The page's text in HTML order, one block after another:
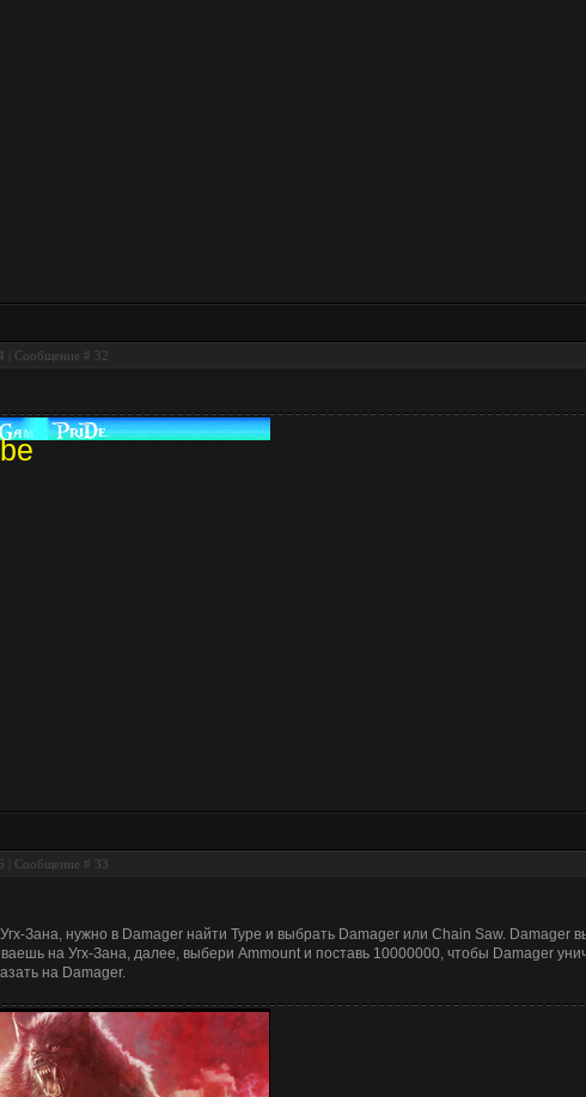
| Сообщение # 32
| Сообщение # 33
Зана, нужно в Damager найти Type и выбрать Damager или Chain Saw. Damager
на Угх-Зана, далее, выбери Ammount и поставь 10000000, чтобы Damager
на Damager.